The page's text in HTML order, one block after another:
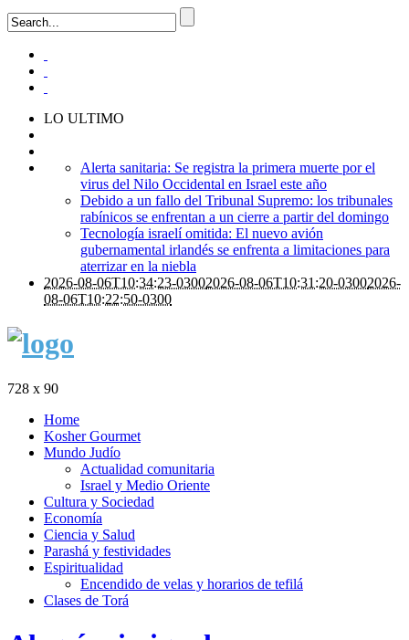
LO ULTIMO
Alerta sanitaria: Se registra la primera muerte por el
virus del Nilo Occidental en Israel este año
Debido a un fallo del Tribunal Supremo: los tribunales
rabínicos se enfrentan a un cierre a partir del domingo
Tecnología israelí omitida: El nuevo avión
gubernamental irlandés se enfrenta a limitaciones para
aterrizar en la niebla
2026-08-06T10:34:23-03002026-08-06T10:31:20-03002026-
08-06T10:22:50-0300
728 x 90
Home
Kosher Gourmet
Mundo Judío
Actualidad comunitaria
Israel y Medio Oriente
Cultura y Sociedad
Economía
Ciencia y Salud
Parashá y festividades
Espiritualidad
Encendido de velas y horarios de tefilá
Clases de Torá